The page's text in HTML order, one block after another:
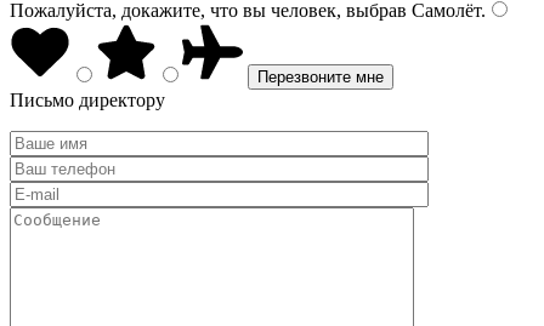
Пожалуйста, докажите, что вы человек, выбрав Самолёт.
Письмо директору